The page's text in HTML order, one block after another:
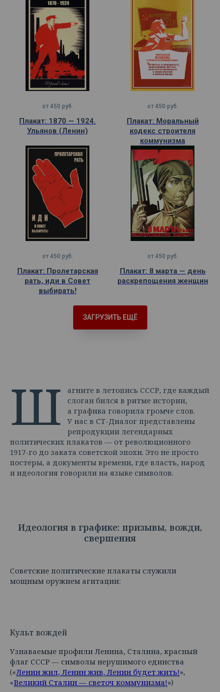
от 450 руб.
Плакат: 1870 — 1924.
Ульянов (Ленин)
от 450 руб.
Плакат: Моральный
кодекс строителя
коммунизма
от 450 руб.
Плакат: Пролетарская
рать, иди в Совет
выбирать!
от 450 руб.
Плакат: 8 марта — день
раскрепощения женщин
ЗАГРУЗИТЬ ЕЩЁ
Ш
агните в летопись СССР, где каждый
слоган бился в ритме истории,
а графика говорила громче слов.
У нас в СТ-Диалог представлены
репродукции легендарных
политических плакатов — от революционного
1917-го до заката советской эпохи. Это не просто
постеры, а документы времени, где власть, народ
и идеология говорили на языке символов.
Идеология в графике: призывы, вожди,
свершения
Советские политические плакаты служили
мощным оружием агитации:
Культ вождей
Узнаваемые профили Ленина, Сталина, красный
флаг СССР — символы нерушимого единства
(«Ленин жил, Ленин жив, Ленин будет жить!»,
«Великий Сталин — светоч коммунизма!»)